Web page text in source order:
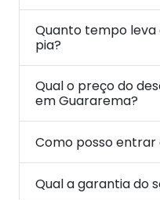
Quanto tempo
pia?
Qual o preço do
em Guararema?
Como posso
Qual a garantia do